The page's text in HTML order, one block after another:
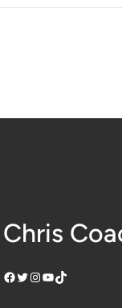
Chris
Facebook Twitter InstagramYouTube TikTok